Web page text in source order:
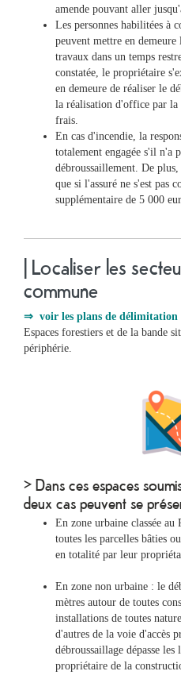
Sports
Billetterie
Infos
Travaux/Voirie
Circulation
amende pouvant aller
Les personnes habilitées à
peuvent mettre en
travaux dans un temps
constatée, le propriétaire
en demeure de réaliser le
la réalisation d'office par la
frais.
En cas d'incendie, la
totalement engagée s'il n'a
débroussaillement. De
que si l'assuré ne s'est pas
supplémentaire de 5 000
| Localiser les
commune
⇒ voir les plans de délimitation
Espaces forestiers et de la bande
périphérie.
> Dans ces espaces
deux cas peuvent se
En zone urbaine classée
toutes les parcelles bâties
en totalité par leur
En zone non urbaine : le
mètres autour de toutes
installations de toutes
d'autres de la voie d'accès
débroussaillage dépasse
propriétaire de la